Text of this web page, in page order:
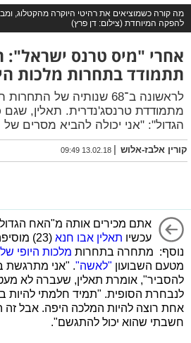
מה קורה כשמוציאים את רהיטי היוקרה מהקטלוג,
להפקה המיוחדת (צילום: דן פרץ)
אחרי "מיס טרנס ישראל":
תתמודד בתחרות מלכות
לראשונה ב־68 שנותיה של
מתמודדת טרנסג'נדרית. תאלין, שגם
הגדול": "אני יכולה להביא מסרים
קורין אלבז-אלוש |
13.02.18 09:49
אתם מכירים אותה מ"האח
עכשיו תאלין אבו חנא
(23)
נוסף: מתחרה בתחרות מלכות היופי של
מטעם השבועון "לאשה". "אני מתרגשת
להסביר", אומרת תאלין, שעברה לא
לנבחרת הסופית. "תמיד חלמתי להיות
אחת רוצה להיות המלכה היפה. אבל זה
חשבתי שהוא יכול להתגשם".